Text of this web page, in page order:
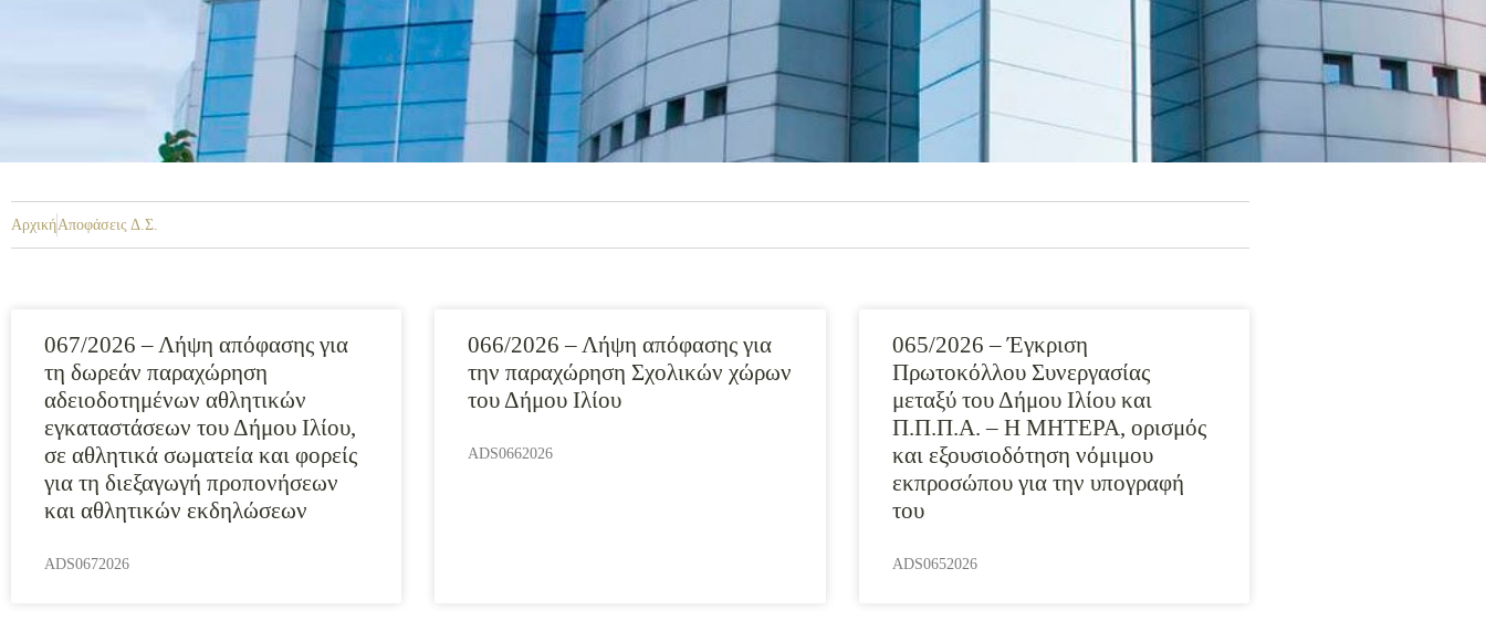
ΑρχικήΑποφάσεις Δ.Σ.
067/2026 – Λήψη απόφασης για
τη δωρεάν παραχώρηση
αδειοδοτημένων αθλητικών
εγκαταστάσεων του Δήμου Ιλίου,
σε αθλητικά σωματεία και φορείς
για τη διεξαγωγή προπονήσεων
και αθλητικών εκδηλώσεων
ADS0672026
066/2026 – Λήψη απόφασης για
την παραχώρηση Σχολικών χώρων
του Δήμου Ιλίου
ADS0662026
065/2026 – Έγκριση
Πρωτοκόλλου Συνεργασίας
μεταξύ του Δήμου Ιλίου και
Π.Π.Π.Α. – Η ΜΗΤΕΡΑ, ορισμός
και εξουσιοδότηση νόμιμου
εκπροσώπου για την υπογραφή
του
ADS0652026